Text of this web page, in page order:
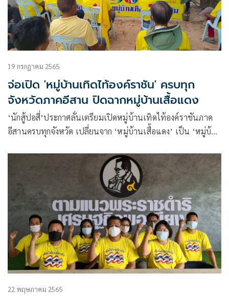
19 กรกฎาคม 2565
จ่อเปิด 'หมู่บ้านเทิดไท้องค์ราชัน' ครบทุก
จังหวัดภาคอีสาน ปิดฉากหมู่บ้านเสื้อแดง
‘นักสู้ปอสี่’ประกาศลั่นเตรียมเปิดหมู่บ้านเทิดไท้องค์ราชันภาค
อีสานครบทุกจังหวัด เปลี่ยนจาก ‘หมู่บ้านเสื้อแดง’ เป็น ‘หมู่บ้าน
22 พฤษภาคม 2565